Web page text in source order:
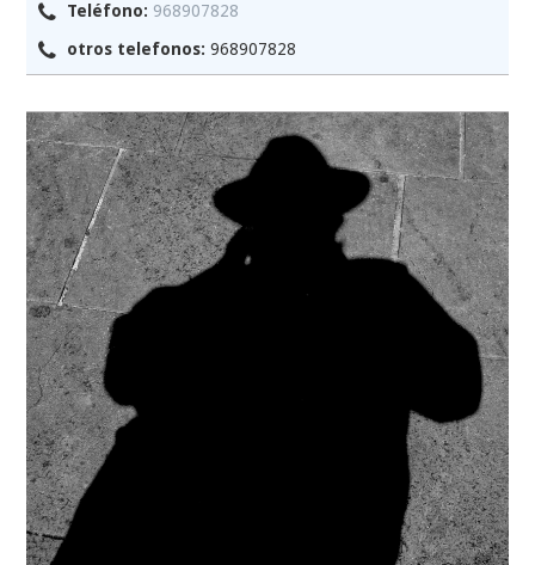
Teléfono: 968907828
otros telefonos: 968907828